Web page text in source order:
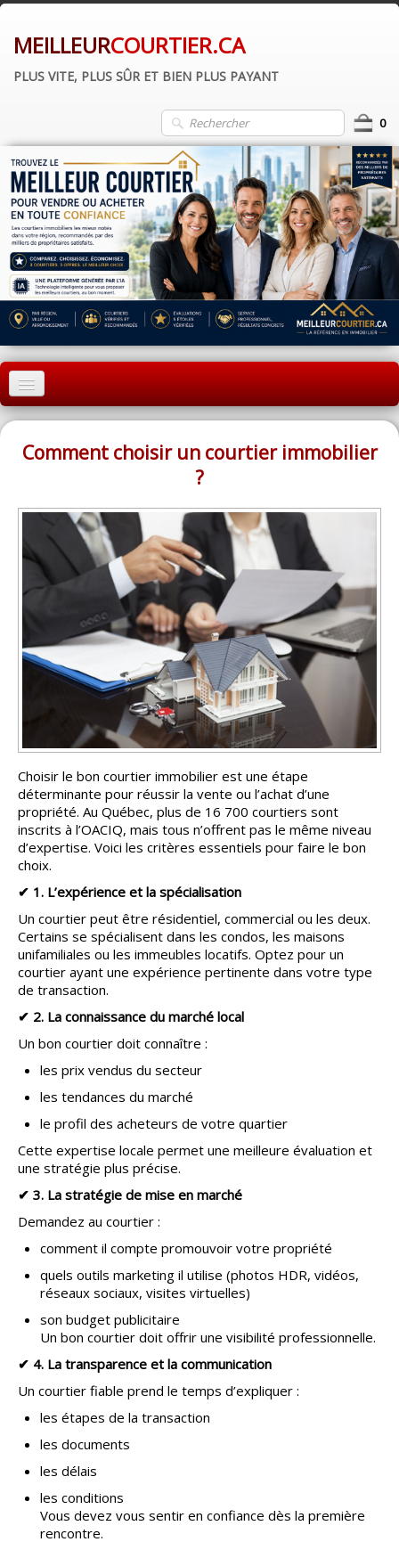
MEILLEURCOURTIER.CA
PLUS VITE, PLUS SÛR ET BIEN PLUS PAYANT
0
ACCUEIL
MONTRÉAL
RÉGIONS
▼
CATÉGORIES
ACHETEUR / VENDEUR▼
ENTREPRENEURS▼
ESPACE COURTIER
Comment choisir un courtier immobilier
?
Choisir le bon courtier immobilier est une étape
déterminante pour réussir la vente ou l’achat d’une
propriété. Au Québec, plus de 16 700 courtiers sont
inscrits à l’OACIQ, mais tous n’offrent pas le même niveau
d’expertise. Voici les critères essentiels pour faire le bon
choix.
✔ 1. L’expérience et la spécialisation
Un courtier peut être résidentiel, commercial ou les deux.
Certains se spécialisent dans les condos, les maisons
unifamiliales ou les immeubles locatifs. Optez pour un
courtier ayant une expérience pertinente dans votre type
de transaction.
✔ 2. La connaissance du marché local
Un bon courtier doit connaître :
les prix vendus du secteur
les tendances du marché
le profil des acheteurs de votre quartier
Cette expertise locale permet une meilleure évaluation et
une stratégie plus précise.
✔ 3. La stratégie de mise en marché
Demandez au courtier :
comment il compte promouvoir votre propriété
quels outils marketing il utilise (photos HDR, vidéos,
réseaux sociaux, visites virtuelles)
son budget publicitaire
Un bon courtier doit offrir une visibilité professionnelle.
✔ 4. La transparence et la communication
Un courtier fiable prend le temps d’expliquer :
les étapes de la transaction
les documents
les délais
les conditions
Vous devez vous sentir en confiance dès la première
rencontre.